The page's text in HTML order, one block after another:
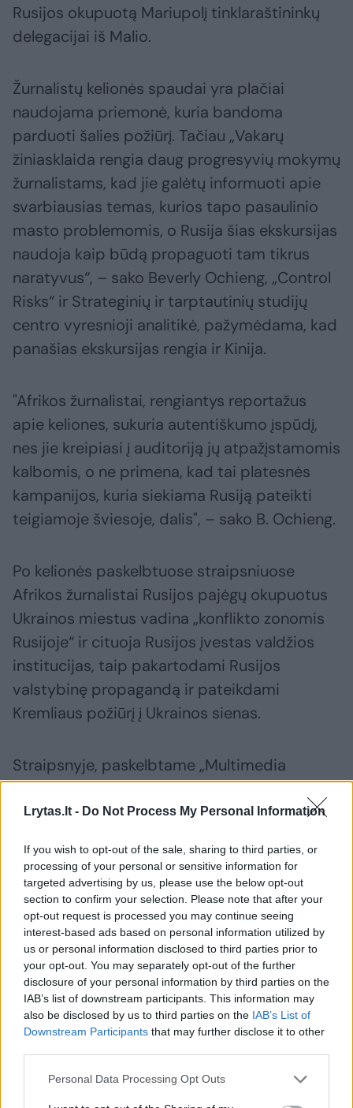
Lrytas.lt - Do Not Process My Personal Information
If you wish to opt-out of the sale, sharing to third parties, or
processing of your personal or sensitive information for
targeted advertising by us, please use the below opt-out
section to confirm your selection. Please note that after your
opt-out request is processed you may continue seeing
interest-based ads based on personal information utilized by
us or personal information disclosed to third parties prior to
your opt-out. You may separately opt-out of the further
disclosure of your personal information by third parties on the
IAB’s list of downstream participants. This information may
also be disclosed by us to third parties on the IAB’s List of
Downstream Participants that may further disclose it to other
Personal Data Processing Opt Outs
Rusijos okupuotą Mariupolį tinklaraštininkų
delegacijai iš Malio.
Žurnalistų kelionės spaudai yra plačiai
naudojama priemonė, kuria bandoma
parduoti šalies požiūrį. Tačiau „Vakarų
žiniasklaida rengia daug progresyvių mokymų
žurnalistams, kad jie galėtų informuoti apie
svarbiausias temas, kurios tapo pasaulinio
masto problemomis, o Rusija šias ekskursijas
naudoja kaip būdą propaguoti tam tikrus
naratyvus“, – sako Beverly Ochieng, „Control
Risks“ ir Strateginių ir tarptautinių studijų
centro vyresnioji analitikė, pažymėdama, kad
panašias ekskursijas rengia ir Kinija.
"Afrikos žurnalistai, rengiantys reportažus
apie keliones, sukuria autentiškumo įspūdį,
nes jie kreipiasi į auditoriją jų atpažįstamomis
kalbomis, o ne primena, kad tai platesnės
kampanijos, kuria siekiama Rusiją pateikti
teigiamoje šviesoje, dalis", – sako B. Ochieng.
Po kelionės paskelbtuose straipsniuose
Afrikos žurnalistai Rusijos pajėgų okupuotus
Ukrainos miestus vadina „konflikto zonomis
Rusijoje“ ir cituoja Rusijos įvestas valdžios
institucijas, taip pakartodami Rusijos
valstybinę propagandą ir pateikdami
Kremliaus požiūrį į Ukrainos sienas.
Straipsnyje, paskelbtame „Multimedia
Group“ valdomoje anglakalbėje interneto
svetainėje „JoyOnline“, Ganos žurnalistė Ivy
regionas, kurio sostinę kontroliuoja Ukraina,
„yra europinės Rusijos pietuose“.